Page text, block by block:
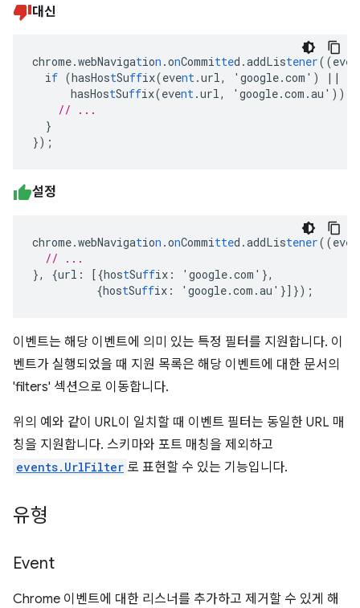
대신
chrome.webNavigation .onCommitted.addListener((eve
if (hasHostSuffix(event.url, 'google.com')
||
hasHostSuffix(event.url, 'google.com.au'))
// ...
}
});
설정
chrome.webNavigation .onCommitted.addListener((eve
// ...
},
{url : [{hostSuffix : 'google.com' },
{hostSuffix : 'google.com.au' }]});
이벤트는 해당 이벤트에 의미 있는 특정 필터를 지원합니다. 이
벤트가 실행되었을 때 지원 목록은 해당 이벤트에 대한 문서의
'filters' 섹션으로 이동합니다.
위의 예와 같이 URL이 일치할 때 이벤트 필터는 동일한 URL 매
칭을 지원합니다. 스키마와 포트 매칭을 제외하고
events.UrlFilter 로 표현할 수 있는 기능입니다.
유형
Event
Chrome 이벤트에 대한 리스너를 추가하고 제거할 수 있게 해